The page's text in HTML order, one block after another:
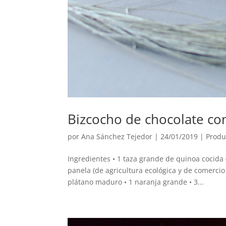
Bizcocho de chocolate
porAna Sánchez Tejedor |24/01/2019 |
Ingredientes • 1 taza grande de quinoa
panela (de agricultura ecológica y de
plátano maduro • 1 naranja grande • 3...